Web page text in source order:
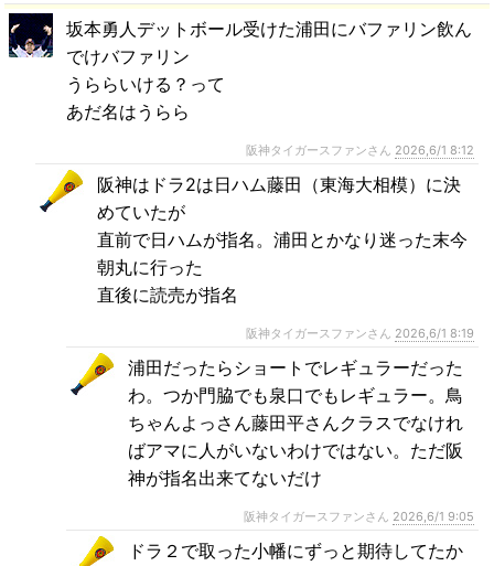
坂本勇人デットボール受けた浦田にバファリン飲ん
でけバファリン
うららいける？って
あだ名はうらら
阪神タイガースファンさん 2026,6/1 8:12
阪神はドラ2は日ハム藤田（東海大相模）に決
めていたが
直前で日ハムが指名。浦田とかなり迷った末今
朝丸に行った
直後に読売が指名
阪神タイガースファンさん 2026,6/1 8:19
浦田だったらショートでレギュラーだった
わ。つか門脇でも泉口でもレギュラー。鳥
ちゃんよっさん藤田平さんクラスでなけれ
ばアマに人がいないわけではない。ただ阪
神が指名出来てないだけ
阪神タイガースファンさん 2026,6/1 9:05
ドラ２で取った小幡にずっと期待してたか